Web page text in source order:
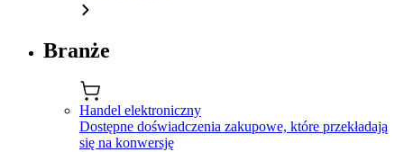
Branże
Handel elektroniczny
Dostępne doświadczenia zakupowe, które przekładają
się na konwersję